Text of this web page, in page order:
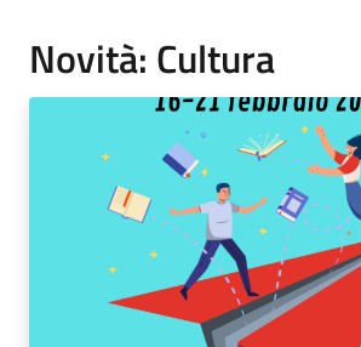
Novità: Cultura